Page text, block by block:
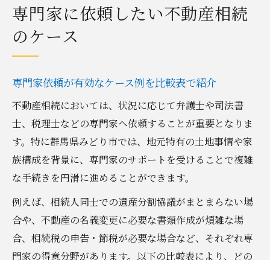
専門家に依頼したい不動産相続
のケース
専門家依頼が有効なケース例を比較表で紹介
不動産相続においては、状況に応じて弁護士や司法書
士、税理士などの専門家へ依頼することが重要となりま
す。特に群馬県みどり市では、地元特有の土地事情や家
族構成を背景に、専門家のサポートを受けることで複雑
な手続きを円滑に進めることができます。
例えば、相続人同士での遺産分割協議がまとまらない場
合や、不動産の名義変更に必要な書類作成が煩雑な場
合、相続税の申告・節税が必要な場合など、それぞれ専
門家の得意分野があります。以下の比較表により、どの